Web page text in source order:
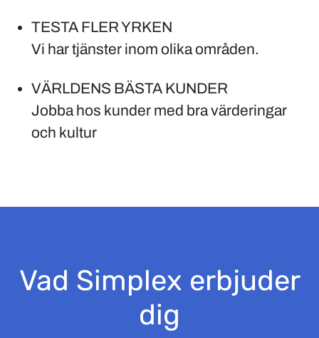
TESTA FLER YRKEN
Vi har tjänster inom olika områden.
VÄRLDENS BÄSTA KUNDER
Jobba hos kunder med bra värderingar
och kultur
Vad Simplex erbjuder
dig